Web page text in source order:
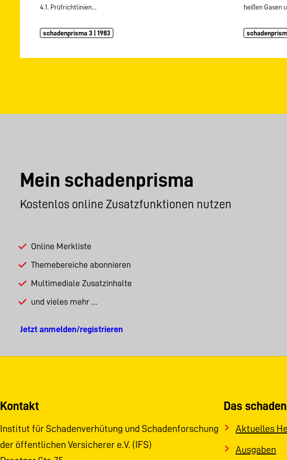
4.1. Prüfrichtlinien…
schadenprisma 3 | 1983
heißen Gasen
Mein schadenprisma
Kostenlos online Zusatzfunktionen nutzen
Online Merkliste
Themebereiche abonnieren
Multimediale Zusatzinhalte
und vieles mehr …
Jetzt anmelden/registrieren
Kontakt
Institut für Schadenverhütung und Schadenforschung
der öffentlichen Versicherer e.V. (IFS)
Das
Aktuelles
Ausgaben